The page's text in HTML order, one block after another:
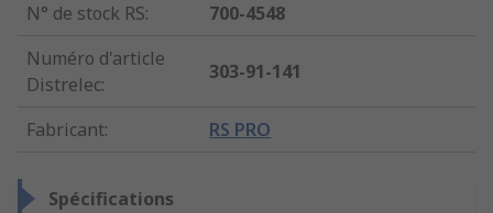
N° de stock RS:
700-4548
Numéro d'article
Distrelec:
303-91-141
Fabricant: RS PRO
Spécifications